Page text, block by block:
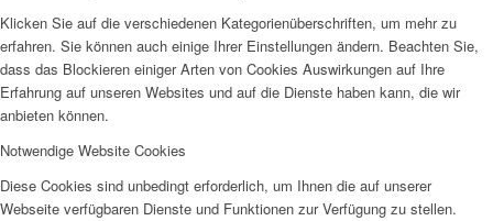
Klicken Sie auf die verschiedenen Kategorienüberschriften, um mehr zu
erfahren. Sie können auch einige Ihrer Einstellungen ändern. Beachten Sie,
dass das Blockieren einiger Arten von Cookies Auswirkungen auf Ihre
Erfahrung auf unseren Websites und auf die Dienste haben kann, die wir
anbieten können.
Notwendige Website Cookies
Diese Cookies sind unbedingt erforderlich, um Ihnen die auf unserer
Webseite verfügbaren Dienste und Funktionen zur Verfügung zu stellen.